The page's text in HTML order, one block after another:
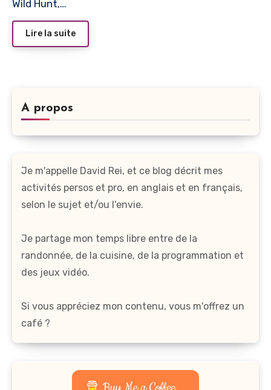
Wild Hunt,…
Lire la suite
A propos
Je m'appelle David Rei, et ce blog décrit mes
activités persos et pro, en anglais et en français,
selon le sujet et/ou l'envie.
Je partage mon temps libre entre de la
randonnée, de la cuisine, de la programmation et
des jeux vidéo.
Si vous appréciez mon contenu, vous m'offrez un
café ?